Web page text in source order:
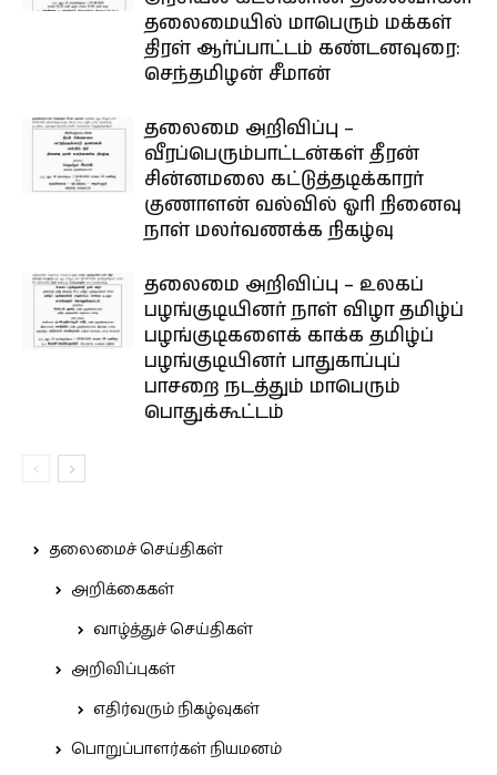
தலைமையில் மாபெரும் மக்கள்
திரள் ஆர்ப்பாட்டம் கண்டனவுரை:
செந்தமிழன் சீமான்
தலைமை அறிவிப்பு –
வீரப்பெரும்பாட்டன்கள் தீரன்
சின்னமலை கட்டுத்தடிக்காரர்
குணாளன் வல்வில் ஓரி நினைவு
நாள் மலர்வணக்க நிகழ்வு
தலைமை அறிவிப்பு – உலகப்
பழங்குடியினர் நாள் விழா தமிழ்ப்
பழங்குடிகளைக் காக்க தமிழ்ப்
பழங்குடியினர் பாதுகாப்புப்
பாசறை நடத்தும் மாபெரும்
பொதுக்கூட்டம்
தலைமைச் செய்திகள்
அறிக்கைகள்
வாழ்த்துச் செய்திகள்
அறிவிப்புகள்
எதிர்வரும் நிகழ்வுகள்
பொறுப்பாளர்கள் நியமனம்